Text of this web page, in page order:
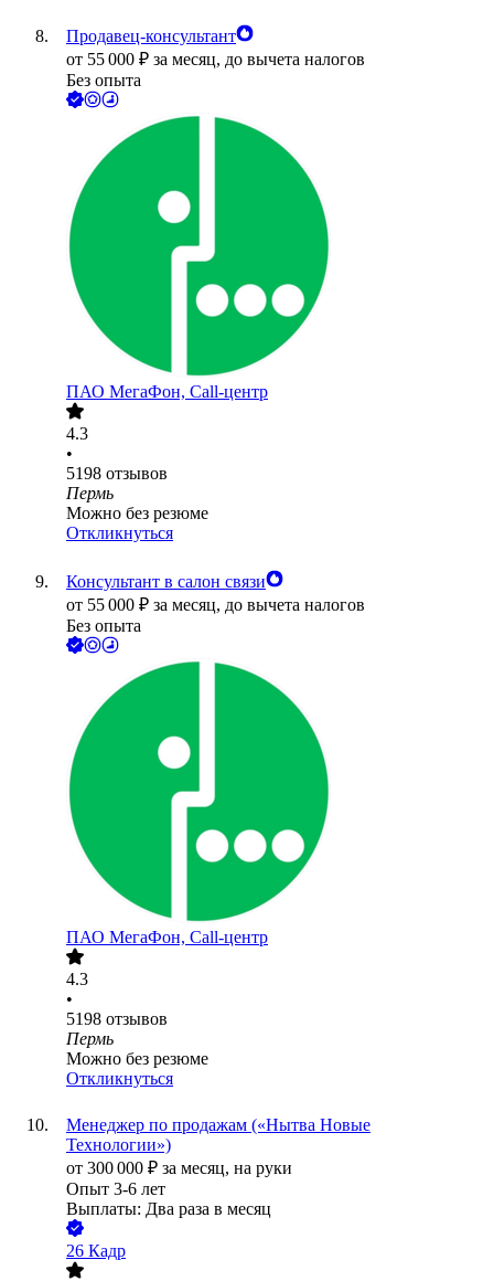
Продавец-консультант
от 55 000 ₽ за месяц, до вычета налогов
Без опыта
ПАО МегаФон, Call-центр
4.3
•
5198 отзывов
Пермь
Можно без резюме
Откликнуться
Консультант в салон связи
от 55 000 ₽ за месяц, до вычета налогов
Без опыта
ПАО МегаФон, Call-центр
4.3
•
5198 отзывов
Пермь
Можно без резюме
Откликнуться
Менеджер по продажам («Нытва Новые
Технологии»)
от 300 000 ₽ за месяц, на руки
Опыт 3-6 лет
Выплаты: Два раза в месяц
26 Кадр